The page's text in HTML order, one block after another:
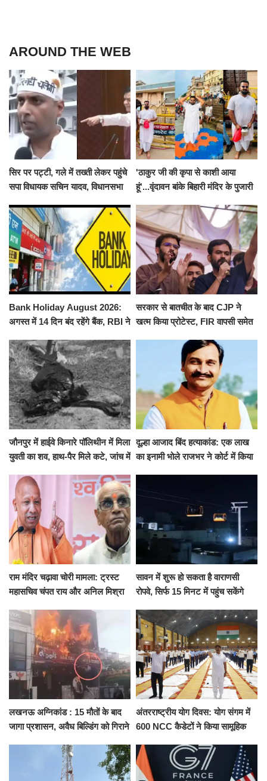
AROUND THE WEB
सिर पर पट्टी, गले में तख्ती लेकर पहुंचे
सपा विधायक सचिन यादव, विधानसभा
निलंबित
'ठाकुर जी की कृपा से काशी आया
हूं'...वृंदावन बांके बिहारी मंदिर के पुजारी
जलाभिषेक
Bank Holiday August 2026:
अगस्त में 14 दिन बंद रहेंगे बैंक, RBI ने
सरकार से बातचीत के बाद CJP ने
खत्म किया प्रोटेस्ट, FIR वापसी समेत
जौनपुर में हाईवे किनारे पॉलिथीन में मिला
युवती का शव, हाथ-पैर मिले कटे, जांच में
दूल्हा आजाद बिंद हत्याकांड: एक लाख
का इनामी भोले राजभर ने कोर्ट में किया
राम मंदिर चढ़ावा चोरी मामला: ट्रस्ट
महासचिव चंपत राय और अनिल मिश्रा
को नहीं...
सावन में शुरू हो सकता है वाराणसी
रोपवे, सिर्फ 15 मिनट में पहुंच सकेंगे
किराया
लखनऊ अग्निकांड : 15 मौतों के बाद
जागा प्रशासन, अवैध बिल्डिंग को गिराने
अंतरराष्ट्रीय योग दिवस: योग संगम में
600 NCC कैडेटों ने किया सामूहिक
संकल्प